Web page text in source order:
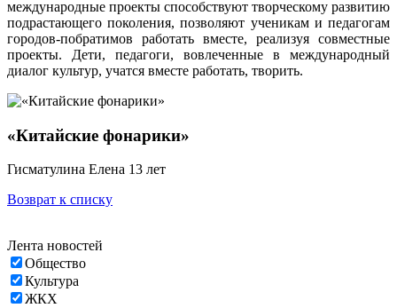
международные проекты способствуют творческому развитию
подрастающего поколения, позволяют ученикам и педагогам
городов-побратимов работать вместе, реализуя совместные
проекты. Дети, педагоги, вовлеченные в международный
диалог культур, учатся вместе работать, творить.
«Китайские фонарики»
Гисматулина Елена 13 лет
Возврат к списку
Лента новостей
Общество
Культура
ЖКХ